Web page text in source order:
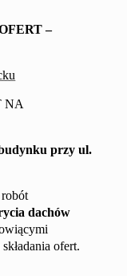
–
NA
przy ul.
dachów
i
ofert.